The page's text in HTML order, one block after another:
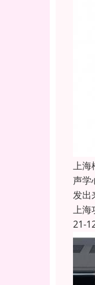
上海
声学
发出
上海
21-